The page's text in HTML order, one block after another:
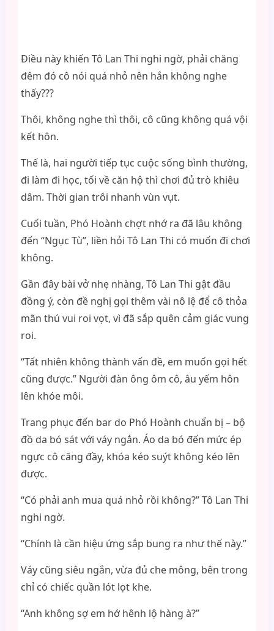
Điều này khiến Tô Lan Thi nghi ngờ, phải chăng
đêm đó cô nói quá nhỏ nên hắn không nghe
thấy???
Thôi, không nghe thì thôi, cô cũng không quá vội
kết hôn.
Thế là, hai người tiếp tục cuộc sống bình thường,
đi làm đi học, tối về căn hộ thì chơi đủ trò khiêu
dâm. Thời gian trôi nhanh vùn vụt.
Cuối tuần, Phó Hoành chợt nhớ ra đã lâu không
đến “Ngục Tù”, liền hỏi Tô Lan Thi có muốn đi chơi
không.
Gần đây bài vở nhẹ nhàng, Tô Lan Thi gật đầu
đồng ý, còn đề nghị gọi thêm vài nô lệ để cô thỏa
mãn thú vui roi vọt, vì đã sắp quên cảm giác vung
roi.
“Tất nhiên không thành vấn đề, em muốn gọi hết
cũng được.” Người đàn ông ôm cô, âu yếm hôn
lên khóe môi.
Trang phục đến bar do Phó Hoành chuẩn bị – bộ
đồ da bó sát với váy ngắn. Áo da bó đến mức ép
ngực cô căng đầy, khóa kéo suýt không kéo lên
được.
“Có phải anh mua quá nhỏ rồi không?” Tô Lan Thi
nghi ngờ.
“Chính là cần hiệu ứng sắp bung ra như thế này.”
Váy cũng siêu ngắn, vừa đủ che mông, bên trong
chỉ có chiếc quần lót lọt khe.
“Anh không sợ em hớ hênh lộ hàng à?”